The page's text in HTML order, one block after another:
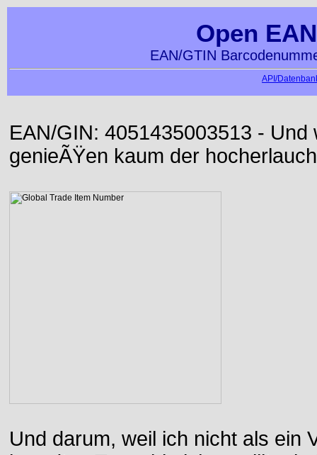
Open
EAN/GTIN
API/
EAN/GIN: 4051435003513 -
genieÃŸen kaum der
Und darum, weil ich nicht als ein